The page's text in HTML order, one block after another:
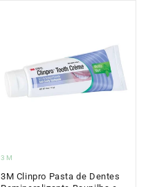
Proveedor:
3M
3M Clinpro Pasta de Dentes